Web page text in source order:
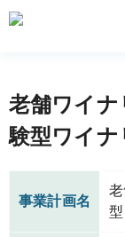
老舗ワイ
験型ワイナ
事業計画名